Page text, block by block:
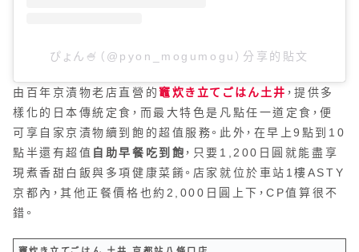
ぴょん🍧（@pyon_mogumogu）分享的貼文
由百年京漬物老店直營的竈炊き立てごはん土井 ，提供多
樣化的日本傳統定食，而最大特色是凡點任一道定食，便
可享自家京漬物續到飽的超值服務。此外，在早上9點到10
點半還有超值 自助早餐吃到飽，只要1,200日圓就能盡享
現煮香甜白飯與多項健康菜餚。店家就位於車站1樓ASTY
京都內，其他正餐價格也約2,000日圓上下，CP值算很不
錯。